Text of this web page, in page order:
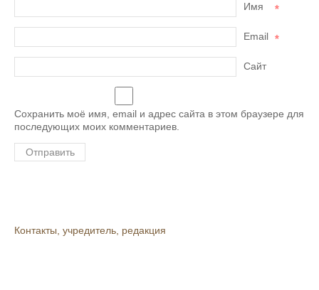
Имя *
Email *
Сайт
Сохранить моё имя, email и адрес сайта в этом браузере для
последующих моих комментариев.
Контакты, учредитель, редакция